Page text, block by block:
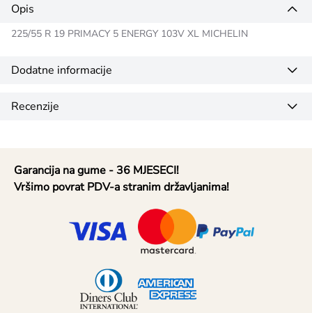
Opis
225/55 R 19 PRIMACY 5 ENERGY 103V XL MICHELIN
Dodatne informacije
Recenzije
Garancija na gume - 36 MJESECI!
Vršimo povrat PDV-a stranim državljanima!